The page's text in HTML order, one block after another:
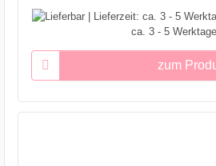
ca. 3 - 5
zum